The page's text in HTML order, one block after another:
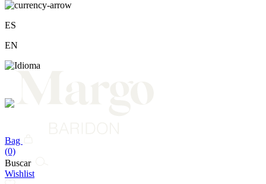
ES
EN
Bag
(0)
Buscar
Wishlist